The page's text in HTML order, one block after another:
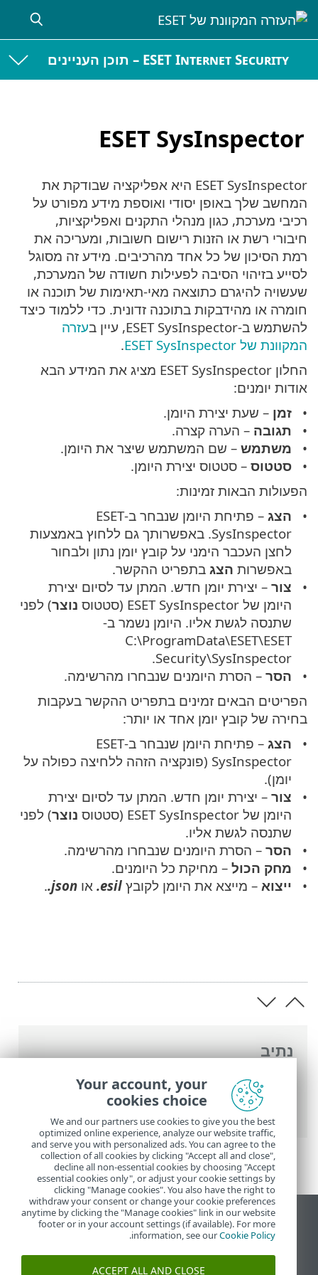
ESET Internet Security – תוכן העניינים
ESET SysInspector
נתיב
העזרה המקוונת של ESET >
ESET Internet
Security
>
עבודה עם ESET Internet
Security
> כלים > ESET SysInspector
ESET SysInspector היא אפליקציה שבודקת את
המחשב שלך באופן יסודי ואוספת מידע מפורט על
רכיבי מערכת, כגון מנהלי התקנים ואפליקציות,
חיבורי רשת או הזנות רישום חשובות, ומעריכה את
רמת הסיכון של כל אחד מהרכיבים. מידע זה מסוגל
לסייע בזיהוי הסיבה לפעילות חשודה של המערכת,
שעשויה להיגרם כתוצאה מאי-תאימות של תוכנה או
חומרה או מהידבקות בתוכנה זדונית. כדי ללמוד כיצד
להשתמש ב-ESET SysInspector, עיין ב
עזרה
המקוונת של ESET SysInspector
.
החלון ESET SysInspector מציג את המידע הבא
אודות יומנים:
זמן – שעת יצירת היומן.
תגובה – הערה קצרה.
משתמש – שם המשתמש שיצר את היומן.
סטטוס – סטטוס יצירת היומן.
הפעולות הבאות זמינות:
הצג
– פתיחת היומן שנבחר ב-ESET
SysInspector. באפשרותך גם ללחוץ באמצעות
לחצן העכבר הימני על קובץ יומן נתון ולבחור
באפשרות הצג בתפריט ההקשר.
צור – יצירת יומן חדש. המתן עד לסיום יצירת
היומן של ESET SysInspector (סטטוס
נוצר) לפני
שתנסה לגשת אליו. היומן נשמר ב-
C:\ProgramData\ESET\ESET
Security\SysInspector.
הסר – הסרת היומנים שנבחרו מהרשימה.
הפריטים הבאים זמינים בתפריט ההקשר בעקבות
בחירה של קובץ יומן אחד או יותר:
הצג
– פתיחת היומן שנבחר ב-ESET
SysInspector (פונקציה הזהה ללחיצה כפולה על
יומן).
צור – יצירת יומן חדש. המתן עד לסיום יצירת
היומן של ESET SysInspector (סטטוס
נוצר) לפני
שתנסה לגשת אליו.
הסר – הסרת היומנים שנבחרו מהרשימה.
מחק הכול – מחיקת כל היומנים.
ייצוא – מייצא את היומן לקובץ‎.esil או‎.json
.
הצג את האתר למחשב
End of Life
מאגר הידע של ESET
Your account, your
cookies choice
We and our partners use cookies to give you the best
optimized online experience, analyze our website traffic,
and serve you with personalized ads. You can agree to the
collection of all cookies by clicking "Accept all and close",
decline all non-essential cookies by choosing "Accept
essential cookies only", or adjust your cookie settings by
clicking "Manage cookies". You also have the right to
withdraw your consent or change your cookie preferences
anytime by clicking the "Manage cookies" link in our website
footer or in your account settings (if available). For more
information, see ourCookie Policy
.
ACCEPT ALL AND CLOSE